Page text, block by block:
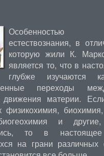
Особенностью
естествознания, в
которую жили К.
является то, что в
глубже изучаются
переходы
материи.
физикохимия,
и
то в
на грани